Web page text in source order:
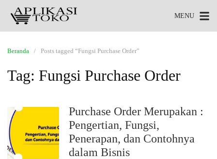
MENU
Beranda Posts tagged “Fungsi Purchase Order”
Tag: Fungsi Purchase Order
Purchase Order Merupakan :
Pengertian, Fungsi,
Penerapan, dan Contohnya
dalam Bisnis